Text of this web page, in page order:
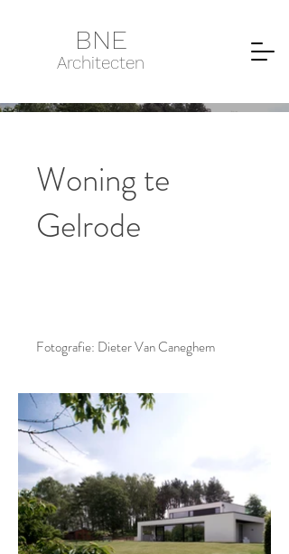
BNE
Architecten
Woning te
Gelrode
Fotografie: Dieter Van Caneghem